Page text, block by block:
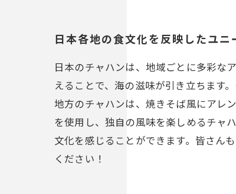
日本各地の食文化を反映したユニ
日本のチャハンは、地域ごとに多彩な
えることで、海の滋味が引き立ちます
地方のチャハンは、焼きそば風にアレ
を使用し、独自の風味を楽しめるチャ
文化を感じることができます。皆さん
ください！